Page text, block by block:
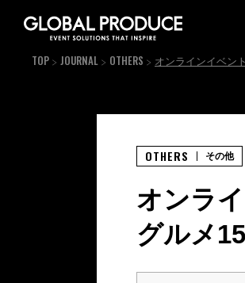
TOP JOURNAL OTHERS オンラインイベン
オンラ
グルメ
OTHERS その他